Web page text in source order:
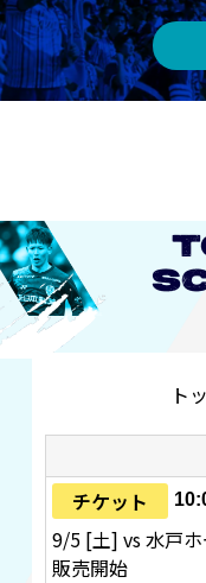
東京Ｖ
川崎Ｆ
ト
チケット
9/5 [土] vs 水戸
販売開始